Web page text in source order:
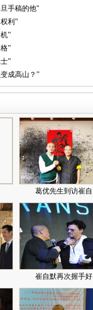
手稿的他"
利”
”
”
”
成高山？”
葛优先生到访崔自
崔自默再次握手好